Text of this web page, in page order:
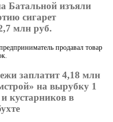
Батальной изъяли
сигарет
млн руб.
продавал товар
заплатит 4,18 млн
на вырубку 1
и кустарников в